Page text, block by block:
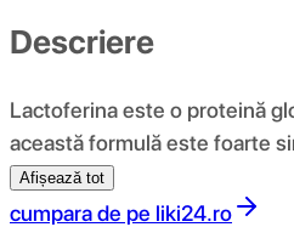
Descriere
Lactoferina este o proteină
această formulă este foarte
Afișează tot
cumpara de pe liki24.ro